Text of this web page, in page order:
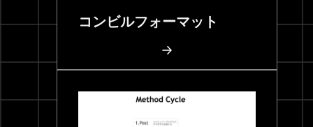
コンビルフォーマット